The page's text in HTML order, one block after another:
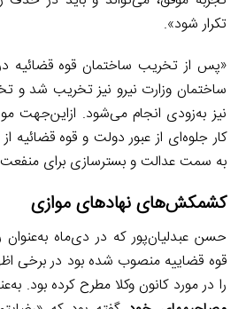
تکرار شود».
«پس از تخریب ساختمان قوه قضائیه
نیز به‌زودی انجام می‌شود.
کار جلوه‌ای از عبور دولت و قوه قضائیه
به سمت عدالت و بسترسازی برای
کشمکش‌های نهادهای موازی
حسن عبدلیان‌پور که در دی‌ماه
قوه قضاییه منصوب شده بود در برخی
را در مورد کانون وکلا مطرح کرده بود.